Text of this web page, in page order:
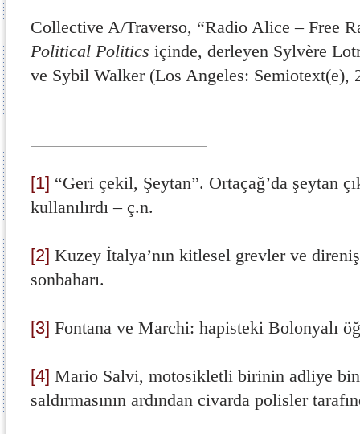
Collective A/Traverso, “Radio Alice – Free
Political Politics içinde, derleyen Sylvère
ve Sybil Walker (Los Angeles: Semiotext(e),
[1] “Geri çekil, Şeytan”. Ortaçağ’da şeytan
kullanılırdı – ç.n.
[2] Kuzey İtalya’nın kitlesel grevler ve
sonbaharı.
[3] Fontana ve Marchi: hapisteki Bolonyalı
[4] Mario Salvi, motosikletli birinin adliye
saldırmasının ardından civarda polisler